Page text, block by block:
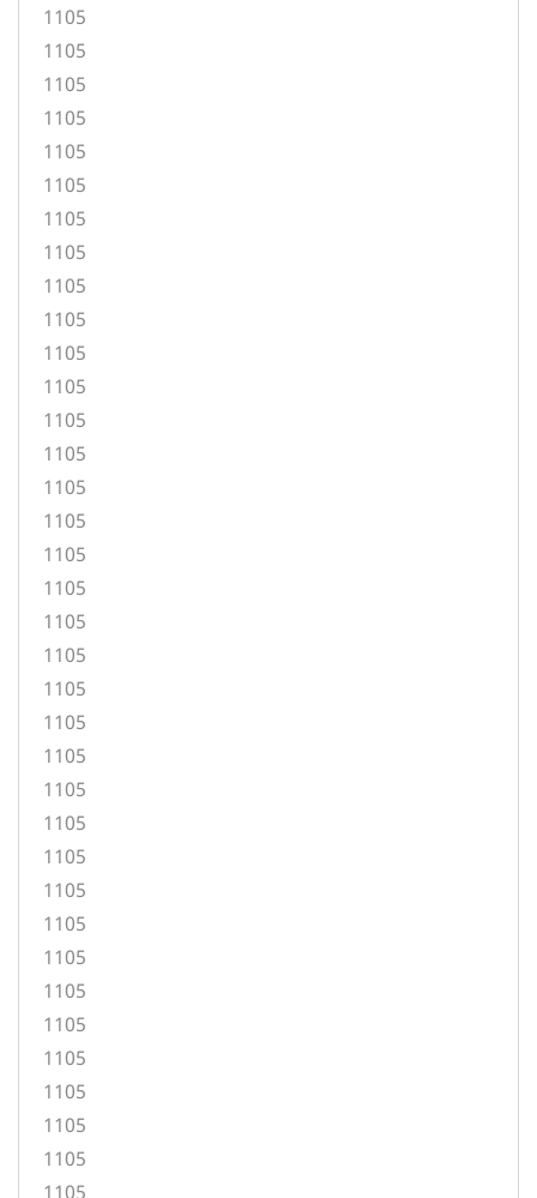
1105
1105
1105
1105
1105
1105
1105
1105
1105
1105
1105
1105
1105
1105
1105
1105
1105
1105
1105
1105
1105
1105
1105
1105
1105
1105
1105
1105
1105
1105
1105
1105
1105
1105
1105
1105